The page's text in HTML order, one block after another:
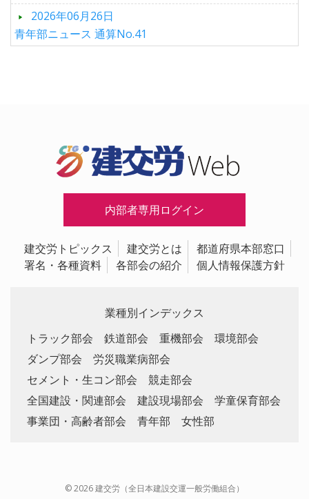
2026年06月26日
青年部ニュース 通算No.41
内部者専用ログイン
建交労トピックス 建交労とは
都道府県本部窓口
署名・各種資料
各部会の紹介 個人情報保護方針
業種別インデックス
トラック部会
鉄道部会 重機部会
環境部会
ダンプ部会
労災職業病部会
セメント・生コン部会
競走部会
全国建設・関連部会
建設現場部会
学童保育部会
事業団・高齢者部会
青年部 女性部
© 2026 建交労（全日本建設交運一般労働組合）